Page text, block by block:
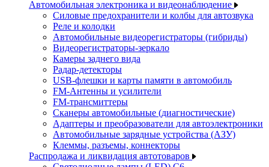
Автомобильная электроника и видеонаблюдение
Силовые предохранители и колбы для автозвука
Реле и колодки
Автомобильные видеорегистраторы (гибриды)
Видеорегистраторы-зеркало
Камеры заднего вида
Радар-детекторы
USB-флешки и карты памяти в автомобиль
FM-Антенны и усилители
FM-трансмиттеры
Сканеры автомобильные (диагностические)
Адаптеры и преобразователи для автоэлектроники
Автомобильные зарядные устройства (АЗУ)
Клеммы, разъемы, коннекторы
Распродажа и ликвидация автотоваров